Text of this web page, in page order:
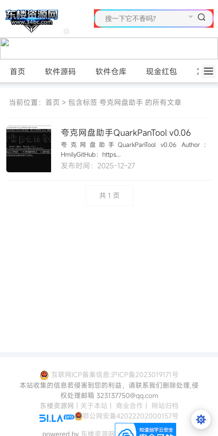
首页 软件源码 软件仓库 现金红包 发布
当前位置： 首页 > 包含标签 夸克网盘助手 的所有文章
夸克网盘助手QuarkPanTool v0.06
夸克网盘助手QuarkPanTool v0.06 Author：
HmilyGitHub：https...
发布时间：2025-12-27
共 1 页
互联网ICP备案信息:沪ICP备2023019171号
本站收集的信息若侵害到您的利益，请联系我们删除处理,侵
权处理邮箱 323137750@qq.com
东楼资源网 | 关于本站 | 商业合作 | 网站归档
鄂公网安备42022202000157号
powered by 东楼资源网